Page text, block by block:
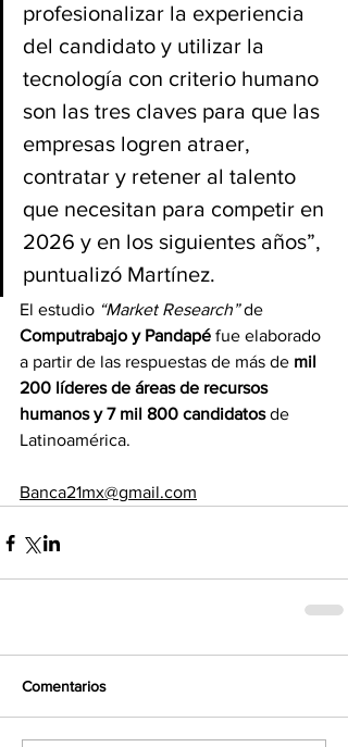
profesionalizar la experiencia
del candidato y utilizar la
tecnología con criterio humano
son las tres claves para que las
empresas logren atraer,
contratar y retener al talento
que necesitan para competir en
2026 y en los siguientes años”,
puntualizó Martínez.
El estudio “Market Research” de
Computrabajo y Pandapé fue elaborado
a partir de las respuestas de más de mil
200 líderes de áreas de recursos
humanos y 7 mil 800 candidatos de
Latinoamérica.
Banca21mx@gmail.com
Comentarios